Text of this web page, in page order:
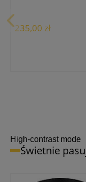
235,00 zł
High-contrast mode
Świetnie